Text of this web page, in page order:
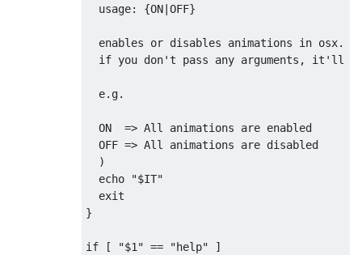
  usage: {ON|OFF}
  enables or disables animations in osx.
if you don't pass any arguments, it'll
  e.g.
  ON  => All animations are enabled
  OFF => All animations are disabled
  )
  echo "$IT"
  exit
}
if [ "$1" == "help" ]